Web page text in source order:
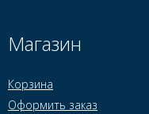
Магазин
Корзина
Оформить заказ